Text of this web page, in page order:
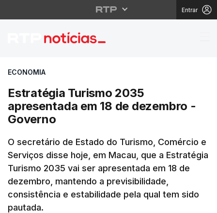
Entrar
Estratégia Turismo
ECONOMIA
Estratégia Turismo 2035
apresentada em 18 de dezembro -
Governo
O secretário de Estado do Turismo, Comércio e
Serviços disse hoje, em Macau, que a Estratégia
Turismo 2035 vai ser apresentada em 18 de
dezembro, mantendo a previsibilidade,
consistência e estabilidade pela qual tem sido
pautada.